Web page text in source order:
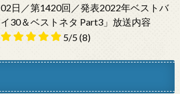
02日／第1420回／発表2022年ベストバ
イ30＆ベストネタ Part3」放送内容
5/5(8)